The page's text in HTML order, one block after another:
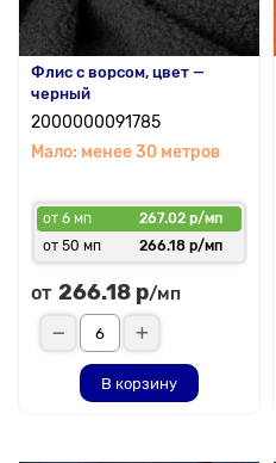
Флис с ворсом, цвет —
черный
2000000091785
Мало: менее 30 метров
от 6 мп
267.02 р/мп
от 50 мп
266.18 р/мп
от 266.18 р/мп
В корзину